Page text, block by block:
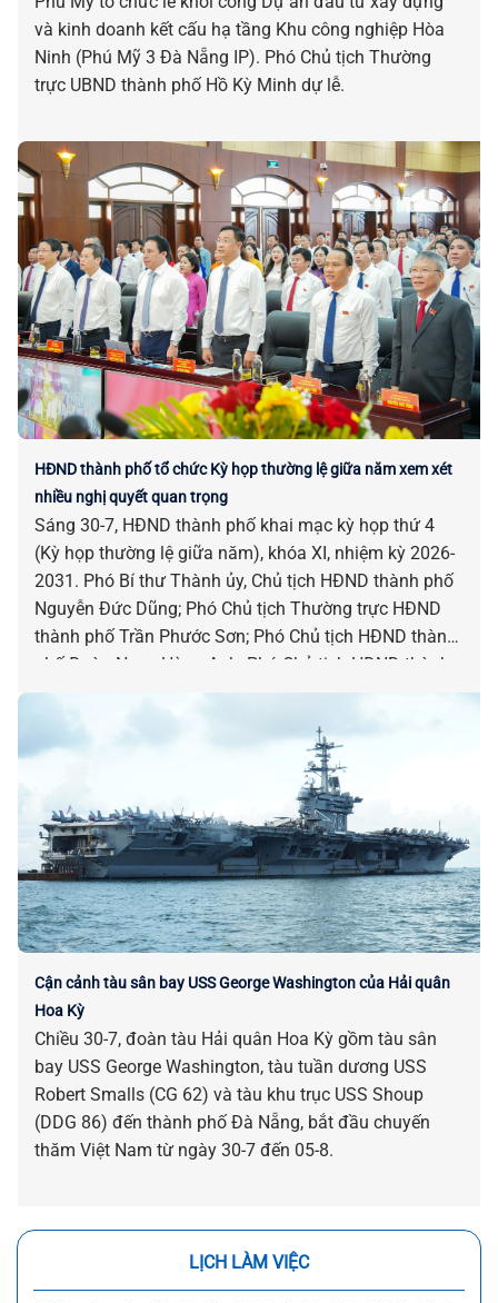
và kinh doanh kết cấu hạ tầng Khu công nghiệp Hòa
Ninh (Phú Mỹ 3 Đà Nẵng IP). Phó Chủ tịch Thường
trực UBND thành phố Hồ Kỳ Minh dự lễ.
HĐND thành phố tổ chức Kỳ họp thường lệ giữa năm xem xét
nhiều nghị quyết quan trọng
Sáng 30-7, HĐND thành phố khai mạc kỳ họp thứ 4
(Kỳ họp thường lệ giữa năm), khóa XI, nhiệm kỳ 2026-
2031. Phó Bí thư Thành ủy, Chủ tịch HĐND thành phố
Nguyễn Đức Dũng; Phó Chủ tịch Thường trực HĐND
thành phố Trần Phước Sơn; Phó Chủ tịch HĐND thành
phố Đoàn Ngọc Hùng Anh; Phó Chủ tịch HĐND thành
phố Nguyễn Công Thanh chủ trì kỳ họp.
Cận cảnh tàu sân bay USS George Washington của Hải quân
Hoa Kỳ
Chiều 30-7, đoàn tàu Hải quân Hoa Kỳ gồm tàu sân
bay USS George Washington, tàu tuần dương USS
Robert Smalls (CG 62) và tàu khu trục USS Shoup
(DDG 86) đến thành phố Đà Nẵng, bắt đầu chuyến
thăm Việt Nam từ ngày 30-7 đến 05-8.
LỊCH LÀM VIỆC